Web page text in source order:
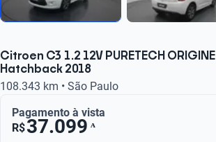
Citroen C3 1.2 12V PURETECH ORIGINE
Hatchback 2018
108.343 km • São Paulo
Pagamento à vista
R$37.099 ᴬ